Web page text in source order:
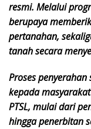
resmi. Melalui
berupaya
pertanahan,
tanah secara
Proses
kepada
PTSL, mulai dari
hingga penerbitan